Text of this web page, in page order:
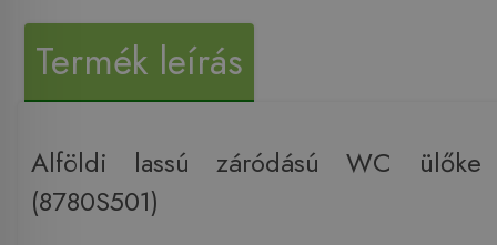
Termék leírás
Alföldi lassú záródású WC
(8780S501)